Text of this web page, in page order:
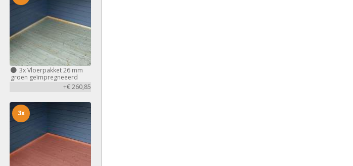
3xVloerpakket 26 mm
groen geïmpregneeerd
+€ 260,85
3x